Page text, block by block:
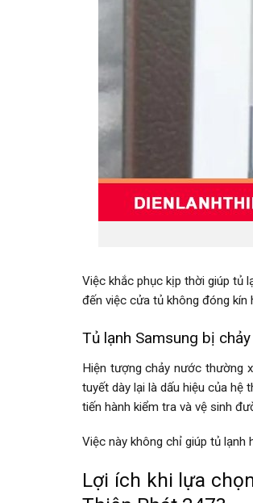
Việc khắc phục kịp thời giúp tủ
đến việc cửa tủ không đóng
Tủ lạnh Samsung bị
Hiện tượng chảy nước thường
tuyết dày lại là dấu hiệu của hệ
tiến hành kiểm tra và vệ sinh
Việc này không chỉ giúp tủ
Lợi ích khi lựa